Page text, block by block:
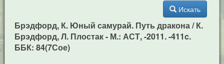
Искать
Брэдфорд, К. Юный самурай. Путь дракона / К.
Брэдфорд, Л. Плостак - М.: АСТ, -2011. -411c.
ББК: 84(7Сое)